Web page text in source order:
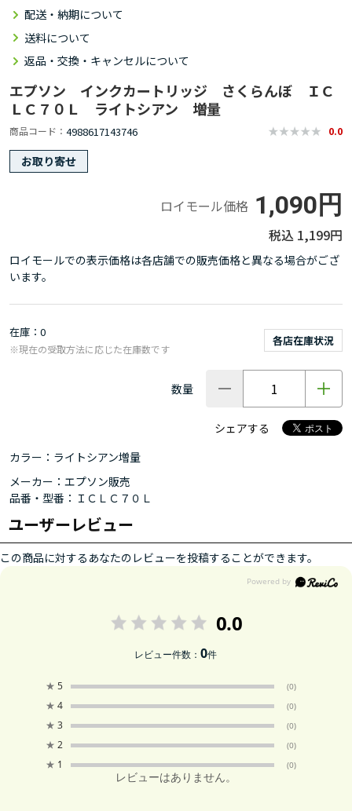
配送・納期について
送料について
返品・交換・キャンセルについて
エプソン インクカートリッジ さくらんぼ ＩＣ
ＬＣ７０Ｌ ライトシアン 増量
商品コード 4988617143746 0.0
お取り寄せ
ロイモール価格 1,090円
1,199円
ロイモールでの表示価格は各店舗での販売価格と異なる場合がござ
います。
在庫 0
各店在庫状況
※現在の受取方法に応じた在庫数です
数量
シェアする
カラー：ライトシアン増量
メーカー：エプソン販売
品番・型番：ＩＣＬＣ７０Ｌ
ユーザーレビュー
この商品に対するあなたのレビューを投稿することができます。
0.0
レビュー件数：0件
★ 5 (0)
★ 4 (0)
★ 3 (0)
★ 2 (0)
★ 1 (0)
レビューはありません。